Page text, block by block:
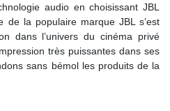
audio en choisissant
luxe de la populaire marque
réputation dans l’univers du
de compression très
Nous vous recommandons
marque haut-de-gamme.